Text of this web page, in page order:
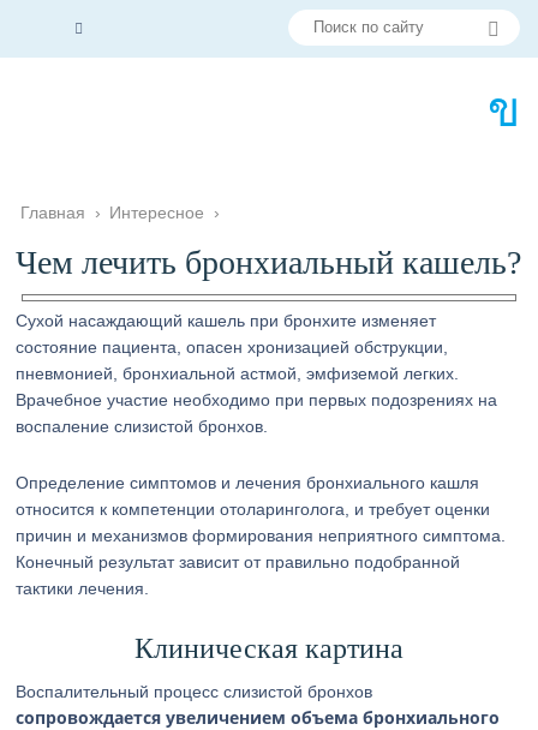
Главная › Интересное ›
Чем лечить бронхиальный кашель?
Сухой насаждающий кашель при бронхите изменяет
состояние пациента, опасен хронизацией обструкции,
пневмонией, бронхиальной астмой, эмфиземой легких.
Врачебное участие необходимо при первых подозрениях на
воспаление слизистой бронхов.
Определение симптомов и лечения бронхиального кашля
относится к компетенции отоларинголога, и требует оценки
причин и механизмов формирования неприятного симптома.
Конечный результат зависит от правильно подобранной
тактики лечения.
Клиническая картина
Воспалительный процесс слизистой бронхов
сопровождается увеличением объема бронхиального